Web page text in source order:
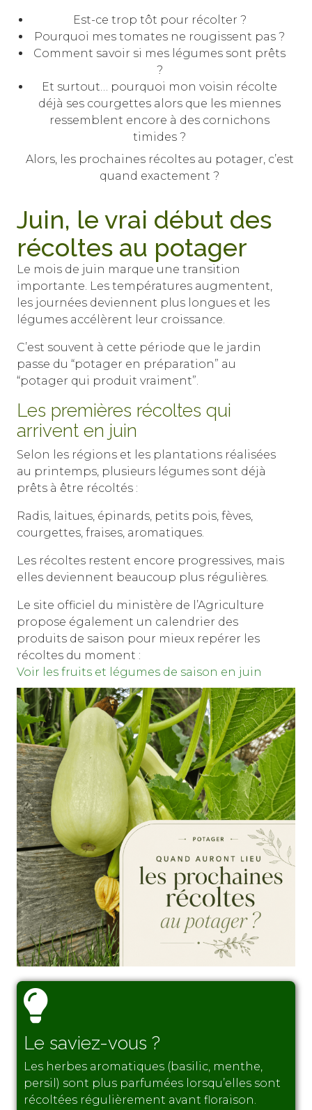
Est-ce trop tôt pour récolter ?
Pourquoi mes tomates ne rougissent pas ?
Comment savoir si mes légumes sont prêts
?
Et surtout… pourquoi mon voisin récolte
déjà ses courgettes alors que les miennes
ressemblent encore à des cornichons
timides ?
Alors, les prochaines récoltes au potager, c’est
quand exactement ?
Juin, le vrai début des
récoltes au potager
Le mois de juin marque une transition
importante. Les températures augmentent,
les journées deviennent plus longues et les
légumes accélèrent leur croissance.
C’est souvent à cette période que le jardin
passe du “potager en préparation” au
“potager qui produit vraiment”.
Les premières récoltes qui
arrivent en juin
Selon les régions et les plantations réalisées
au printemps, plusieurs légumes sont déjà
prêts à être récoltés :
Radis, laitues, épinards, petits pois, fèves,
courgettes, fraises, aromatiques.
Les récoltes restent encore progressives, mais
elles deviennent beaucoup plus régulières.
Le site officiel du ministère de l’Agriculture
propose également un calendrier des
produits de saison pour mieux repérer les
récoltes du moment :
Voir les fruits et légumes de saison en juin
Le saviez-vous ?
Les herbes aromatiques (basilic, menthe,
persil) sont plus parfumées lorsqu’elles sont
récoltées régulièrement avant floraison.